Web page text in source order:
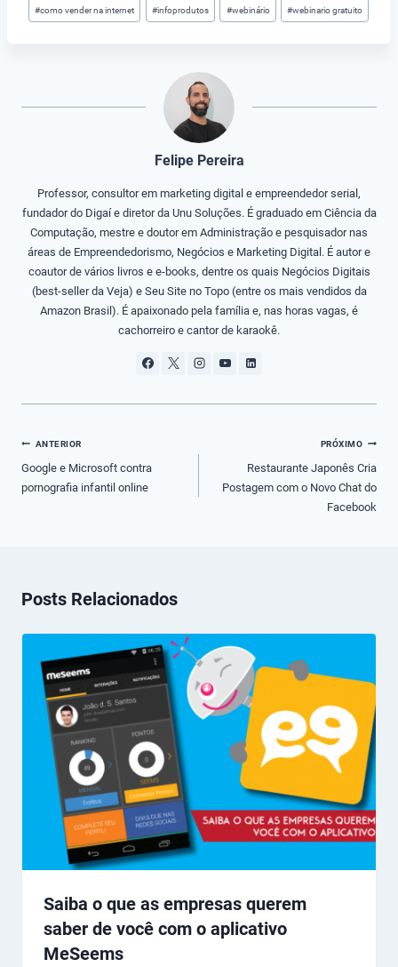
Post:
#como vender na internet #infoprodutos #webinário #webinario gratuito
Felipe Pereira
Professor, consultor em marketing digital e empreendedor serial,
fundador do Digaí e diretor da Unu Soluções. É graduado em Ciência da
Computação, mestre e doutor em Administração e pesquisador nas
áreas de Empreendedorismo, Negócios e Marketing Digital. É autor e
coautor de vários livros e e-books, dentre os quais Negócios Digitais
(best-seller da Veja) e Seu Site no Topo (entre os mais vendidos da
Amazon Brasil). É apaixonado pela família e, nas horas vagas, é
cachorreiro e cantor de karaokê.
Navegação
de
Post
ANTERIOR
Google e Microsoft contra
pornografia infantil online
PRÓXIMO
Restaurante Japonês Cria
Postagem com o Novo Chat do
Facebook
Posts Relacionados
Saiba o que as empresas querem
saber de você com o aplicativo
MeSeems